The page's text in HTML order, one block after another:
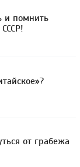
и помнить
от грабежа